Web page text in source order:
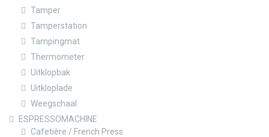
Tamper
Tamperstation
Tampingmat
Thermometer
Uitklopbak
Uitkloplade
Weegschaal
ESPRESSOMACHINE
Cafetière / French Press